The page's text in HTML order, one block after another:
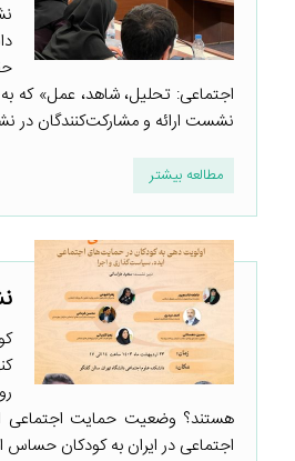
اجتماعی: تحلیل، شاهد، عمل»
نشست ارائه و مشارکت‌کنندگان
مطالعه بیشتر
هستند؟ وضعیت حمایت اجتماعی
اجتماعی در ایران به کودکان